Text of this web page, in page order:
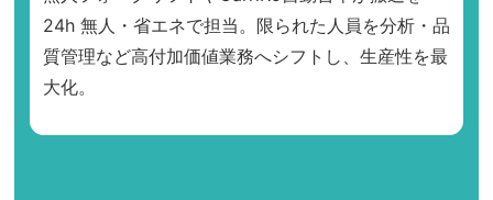
24h 無人・省エネで担当。限られた人員を分析・品
質管理など高付加価値業務へシフトし、生産性を最
大化。